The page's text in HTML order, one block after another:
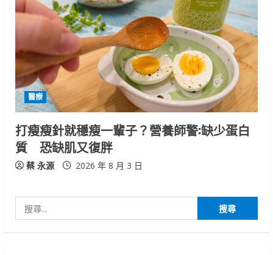
醫療
打瘦瘦針就穩瘦一輩子？營養師警:缺少蛋白
質 恐缺肌又復胖
蔡 永源 2026 年 8 月 3 日
尋